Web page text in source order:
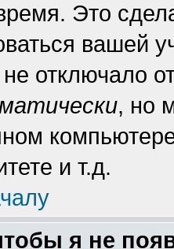
Это
вашей
не отключало
, но
и т.д.
я не